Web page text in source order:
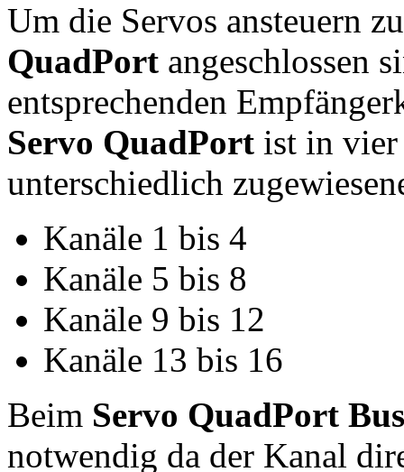
Um die Servos ansteuern
QuadPort angeschlossen
entsprechenden
Servo QuadPort ist in vier
unterschiedlich
Kanäle 1 bis 4
Kanäle 5 bis 8
Kanäle 9 bis 12
Kanäle 13 bis 16
Beim Servo QuadPort Bus
notwendig da der Kanal